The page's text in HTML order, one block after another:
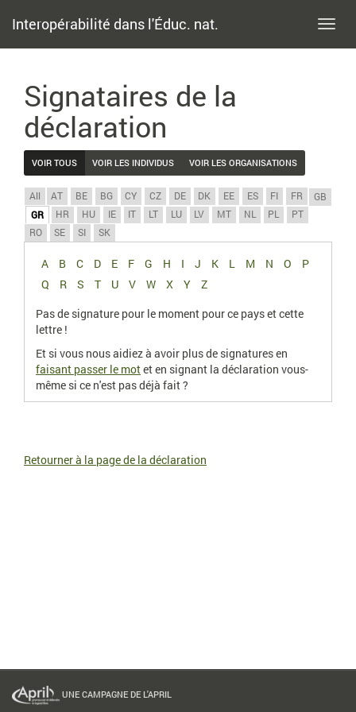
Interopérabilité dans l'Éduc. nat.
Signataires de la
déclaration
VOIR TOUS VOIR LES INDIVIDUS VOIR LES ORGANISATIONS
All AT BE BG CY CZ DE DK EE ES FI FR
GB
GR
HR HU IE IT LT LU LV MT NL PL
PT
RO
SE SI SK
A B C D E F G H I J K L M N O
P
Q
R S T U V W X Y
Z
Pas de signature pour le moment pour ce pays et cette
lettre !
Et si vous nous aidiez à avoir plus de signatures en
faisant passer le motet en signant la déclaration vous-
même si ce n'est pas déjà fait ?
Retourner à la page de la déclaration
UNE CAMPAGNE DE L'APRIL